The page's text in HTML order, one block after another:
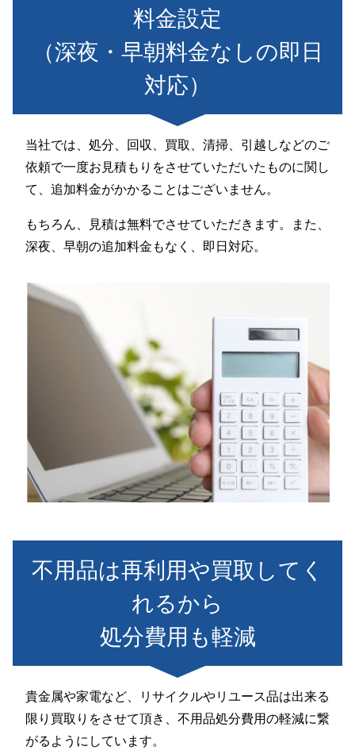
料金設定
（深夜・早朝料金なしの即日
対応）
当社では、処分、回収、買取、清掃、引越しなどのご
依頼で一度お見積もりをさせていただいたものに関し
て、追加料金がかかることはございません。
もちろん、見積は無料でさせていただきます。また、
深夜、早朝の追加料金もなく、即日対応。
不用品は再利用や買取してく
れるから
処分費用も軽減
貴金属や家電など、リサイクルやリユース品は出来る
限り買取りをさせて頂き、不用品処分費用の軽減に繋
がるようにしています。